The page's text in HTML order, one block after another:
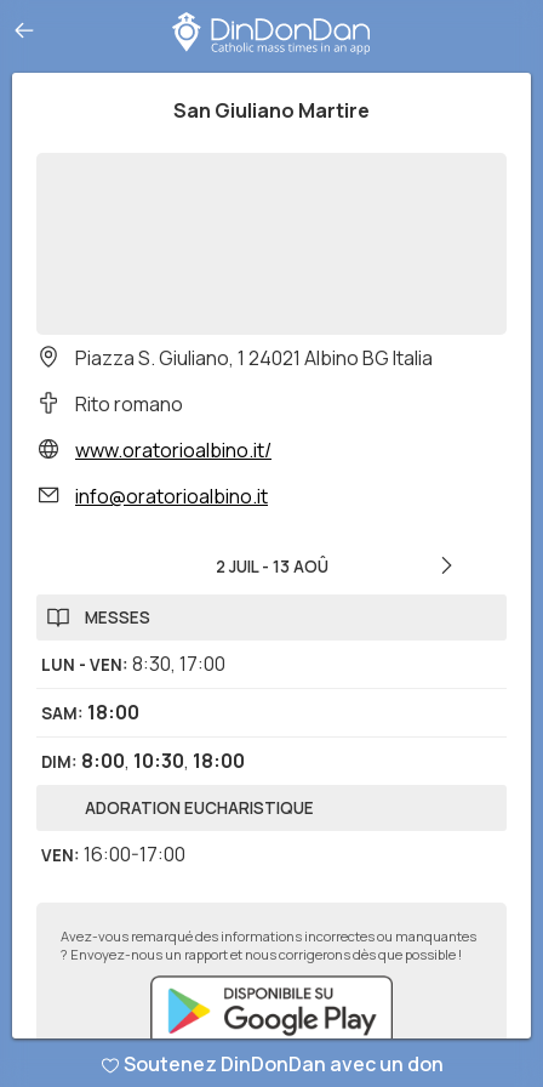
San Giuliano Martire
Piazza S. Giuliano, 1 24021 Albino BG Italia
Rito romano
www.oratorioalbino.it/
info@oratorioalbino.it
2 JUIL- 13 AOÛ
MESSES
LUN - VEN: 8:30, 17:00
SAM: 18:00
DIM: 8:00, 10:30, 18:00
ADORATION EUCHARISTIQUE
VEN: 16:00-17:00
Avez-vous remarqué des informations incorrectes ou manquantes
? Envoyez-nous un rapport et nous corrigerons dès que possible !
Soutenez DinDonDan avec un don